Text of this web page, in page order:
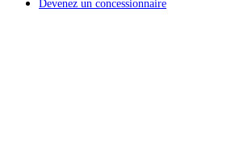
Devenez un concessionnaire